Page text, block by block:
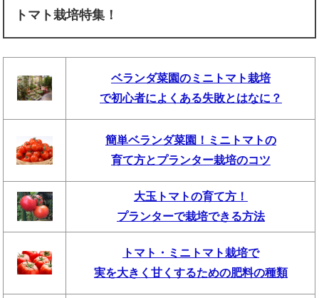
トマト栽培特集！
ベランダ菜園のミニトマト栽培
で初心者によくある失敗とはなに？
簡単ベランダ菜園！ミニトマトの
育て方とプランター栽培のコツ
大玉トマトの育て方！
プランターで栽培できる方法
トマト・ミニトマト栽培で
実を大きく甘くするための肥料の種類